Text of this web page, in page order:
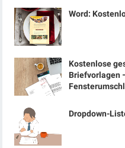
Word:
Kostenlose
Briefvorlagen
Dropdown-